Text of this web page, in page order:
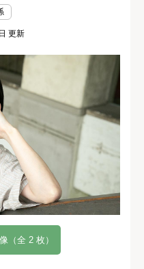
更新
（全 2 枚）